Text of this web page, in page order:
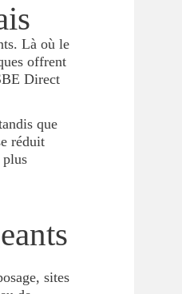
Là où le
offrent
Direct
que
réduit
plus
sites